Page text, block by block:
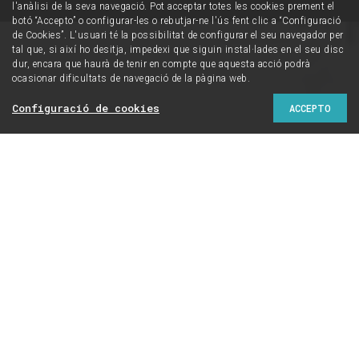
l'anàlisi de la seva navegació. Pot acceptar totes les cookies prement el
botó “Accepto” o configurar-les o rebutjar-ne l'ús fent clic a “Configuració
de Cookies”. L'usuari té la possibilitat de configurar el seu navegador per
tal que, si així ho desitja, impedexi que siguin instal·lades en el seu disc
dur, encara que haurà de tenir en compte que aquesta acció podrà
ocasionar dificultats de navegació de la pàgina web.
ACCEPTO
Configuració de cookies